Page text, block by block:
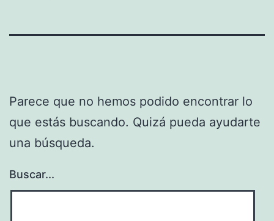
Parece que no hemos podido encontrar lo
que estás buscando. Quizá pueda ayudarte
una búsqueda.
Buscar...